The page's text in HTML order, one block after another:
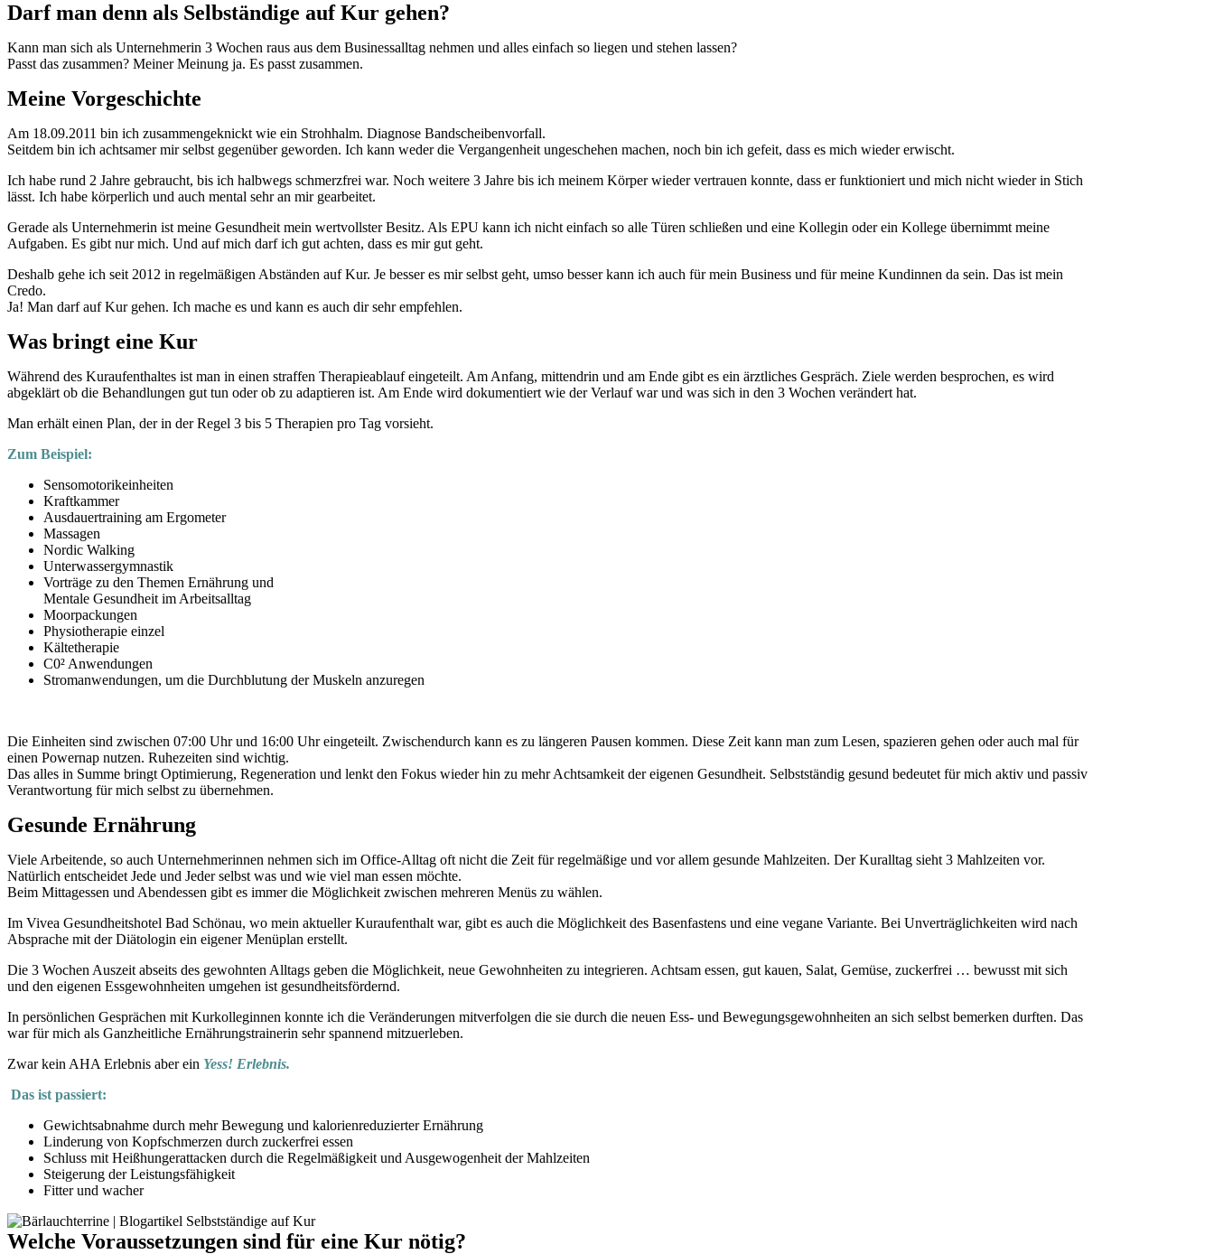
Darf man denn als Selbständige auf Kur gehen?
Kann man sich als Unternehmerin 3 Wochen raus aus dem Businessalltag nehmen und alles einfach so liegen und stehen lassen?
Passt das zusammen? Meiner Meinung ja. Es passt zusammen.
Meine Vorgeschichte
Am 18.09.2011 bin ich zusammengeknickt wie ein Strohhalm. Diagnose Bandscheibenvorfall.
Seitdem bin ich achtsamer mir selbst gegenüber geworden. Ich kann weder die Vergangenheit ungeschehen machen, noch bin ich gefeit, dass es mich wieder erwischt.
Ich habe rund 2 Jahre gebraucht, bis ich halbwegs schmerzfrei war. Noch weitere 3 Jahre bis ich meinem Körper wieder vertrauen konnte, dass er funktioniert und mich nicht wieder in Stich
lässt. Ich habe körperlich und auch mental sehr an mir gearbeitet.
Gerade als Unternehmerin ist meine Gesundheit mein wertvollster Besitz. Als EPU kann ich nicht einfach so alle Türen schließen und eine Kollegin oder ein Kollege übernimmt meine
Aufgaben. Es gibt nur mich. Und auf mich darf ich gut achten, dass es mir gut geht.
Deshalb gehe ich seit 2012 in regelmäßigen Abständen auf Kur. Je besser es mir selbst geht, umso besser kann ich auch für mein Business und für meine Kundinnen da sein. Das ist mein
Credo.
Ja! Man darf auf Kur gehen. Ich mache es und kann es auch dir sehr empfehlen.
Was bringt eine Kur
Während des Kuraufenthaltes ist man in einen straffen Therapieablauf eingeteilt. Am Anfang, mittendrin und am Ende gibt es ein ärztliches Gespräch. Ziele werden besprochen, es wird
abgeklärt ob die Behandlungen gut tun oder ob zu adaptieren ist. Am Ende wird dokumentiert wie der Verlauf war und was sich in den 3 Wochen verändert hat.
Man erhält einen Plan, der in der Regel 3 bis 5 Therapien pro Tag vorsieht.
Zum Beispiel:
Sensomotorikeinheiten
Kraftkammer
Ausdauertraining am Ergometer
Massagen
Nordic Walking
Unterwassergymnastik
Vorträge zu den Themen Ernährung und
Mentale Gesundheit im Arbeitsalltag
Moorpackungen
Physiotherapie einzel
Kältetherapie
C0² Anwendungen
Stromanwendungen, um die Durchblutung der Muskeln anzuregen
Die Einheiten sind zwischen 07:00 Uhr und 16:00 Uhr eingeteilt. Zwischendurch kann es zu längeren Pausen kommen. Diese Zeit kann man zum Lesen, spazieren gehen oder auch mal für
einen Powernap nutzen. Ruhezeiten sind wichtig.
Das alles in Summe bringt Optimierung, Regeneration und lenkt den Fokus wieder hin zu mehr Achtsamkeit der eigenen Gesundheit. Selbstständig gesund bedeutet für mich aktiv und passiv
Verantwortung für mich selbst zu übernehmen.
Gesunde Ernährung
Viele Arbeitende, so auch Unternehmerinnen nehmen sich im Office-Alltag oft nicht die Zeit für regelmäßige und vor allem gesunde Mahlzeiten. Der Kuralltag sieht 3 Mahlzeiten vor.
Natürlich entscheidet Jede und Jeder selbst was und wie viel man essen möchte.
Beim Mittagessen und Abendessen gibt es immer die Möglichkeit zwischen mehreren Menüs zu wählen.
Im Vivea Gesundheitshotel Bad Schönau, wo mein aktueller Kuraufenthalt war, gibt es auch die Möglichkeit des Basenfastens und eine vegane Variante. Bei Unverträglichkeiten wird nach
Absprache mit der Diätologin ein eigener Menüplan erstellt.
Die 3 Wochen Auszeit abseits des gewohnten Alltags geben die Möglichkeit, neue Gewohnheiten zu integrieren. Achtsam essen, gut kauen, Salat, Gemüse, zuckerfrei … bewusst mit sich
und den eigenen Essgewohnheiten umgehen ist gesundheitsfördernd.
In persönlichen Gesprächen mit Kurkolleginnen konnte ich die Veränderungen mitverfolgen die sie durch die neuen Ess- und Bewegungsgewohnheiten an sich selbst bemerken durften. Das
war für mich als Ganzheitliche Ernährungstrainerin sehr spannend mitzuerleben.
Zwar kein AHA Erlebnis aber ein Yess! Erlebnis.
Das ist passiert:
Gewichtsabnahme durch mehr Bewegung und kalorienreduzierter Ernährung
Linderung von Kopfschmerzen durch zuckerfrei essen
Schluss mit Heißhungerattacken durch die Regelmäßigkeit und Ausgewogenheit der Mahlzeiten
Steigerung der Leistungsfähigkeit
Fitter und wacher
Welche Voraussetzungen sind für eine Kur nötig?